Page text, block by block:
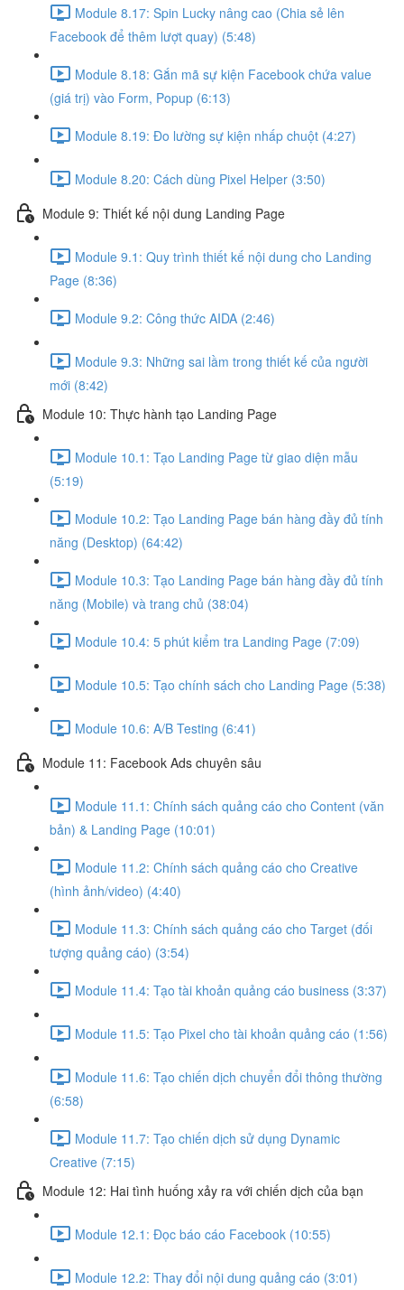
Module 8.17: Spin Lucky nâng cao (Chia sẻ lên
Facebook để thêm lượt quay) (5:48)
Module 8.18: Gắn mã sự kiện Facebook chứa value
(giá trị) vào Form, Popup (6:13)
Module 8.19: Đo lường sự kiện nhấp chuột (4:27)
Module 8.20: Cách dùng Pixel Helper (3:50)
Module 9: Thiết kế nội dung Landing Page
Module 9.1: Quy trình thiết kế nội dung cho Landing
Page (8:36)
Module 9.2: Công thức AIDA (2:46)
Module 9.3: Những sai lầm trong thiết kế của người
mới (8:42)
Module 10: Thực hành tạo Landing Page
Module 10.1: Tạo Landing Page từ giao diện mẫu
(5:19)
Module 10.2: Tạo Landing Page bán hàng đầy đủ tính
năng (Desktop) (64:42)
Module 10.3: Tạo Landing Page bán hàng đầy đủ tính
năng (Mobile) và trang chủ (38:04)
Module 10.4: 5 phút kiểm tra Landing Page (7:09)
Module 10.5: Tạo chính sách cho Landing Page (5:38)
Module 10.6: A/B Testing (6:41)
Module 11: Facebook Ads chuyên sâu
Module 11.1: Chính sách quảng cáo cho Content (văn
bản) & Landing Page (10:01)
Module 11.2: Chính sách quảng cáo cho Creative
(hình ảnh/video) (4:40)
Module 11.3: Chính sách quảng cáo cho Target (đối
tượng quảng cáo) (3:54)
Module 11.4: Tạo tài khoản quảng cáo business (3:37)
Module 11.5: Tạo Pixel cho tài khoản quảng cáo (1:56)
Module 11.6: Tạo chiến dịch chuyển đổi thông thường
(6:58)
Module 11.7: Tạo chiến dịch sử dụng Dynamic
Creative (7:15)
Module 12: Hai tình huống xảy ra với chiến dịch của bạn
Module 12.1: Đọc báo cáo Facebook (10:55)
Module 12.2: Thay đổi nội dung quảng cáo (3:01)